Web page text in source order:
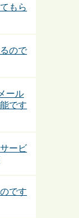
もら
ので
ール
です
ービ
です